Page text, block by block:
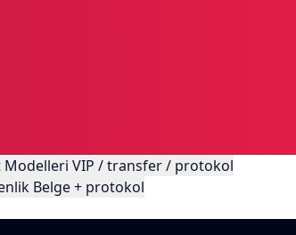
Modelleri VIP / transfer / protokol
Belge + protokol